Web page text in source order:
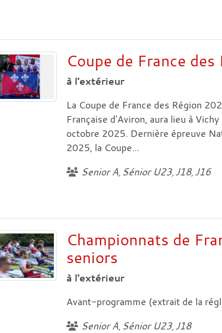
Coupe de France
à l'extérieur
La Coupe de France des Région
Française d'Aviron, aura lieu à
octobre 2025. Dernière épreuve
2025, la Coupe...
Senior A Sénior U23 J18 J16
Championnats de
seniors
à l'extérieur
Avant-programme (extrait de la
Senior A Sénior U23 J18